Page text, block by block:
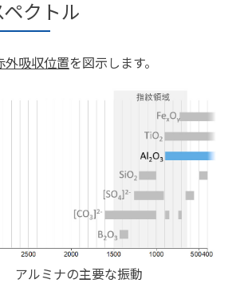
クトル
外吸収位置を図示します。
アルミナの主要な振動